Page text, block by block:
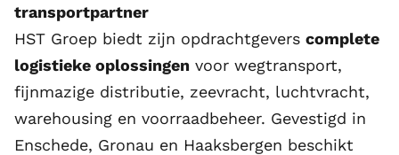
transportpartner
HST Groep biedt zijn opdrachtgevers complete
logistieke oplossingen voor wegtransport,
fijnmazige distributie, zeevracht, luchtvracht,
warehousing en voorraadbeheer. Gevestigd in
Enschede, Gronau en Haaksbergen beschikt